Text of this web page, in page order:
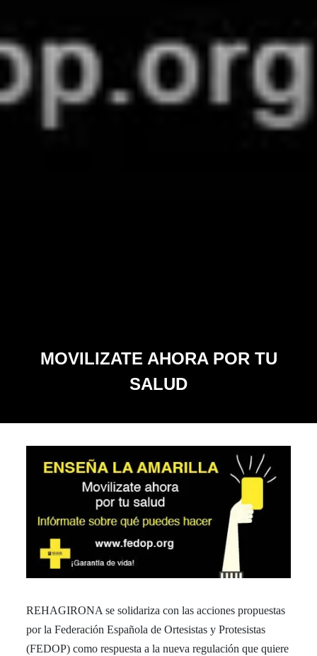
MOVILIZATE AHORA POR TU
SALUD
REHAGIRONA se solidariza con las acciones propuestas
por la Federación Española de Ortesistas y Protesistas
(FEDOP) como respuesta a la nueva regulación que quiere